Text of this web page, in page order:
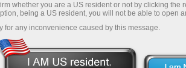
whether you are a US resident or not by clicking the
being a US resident, you will not be able to open
for any inconvenience caused by this message.